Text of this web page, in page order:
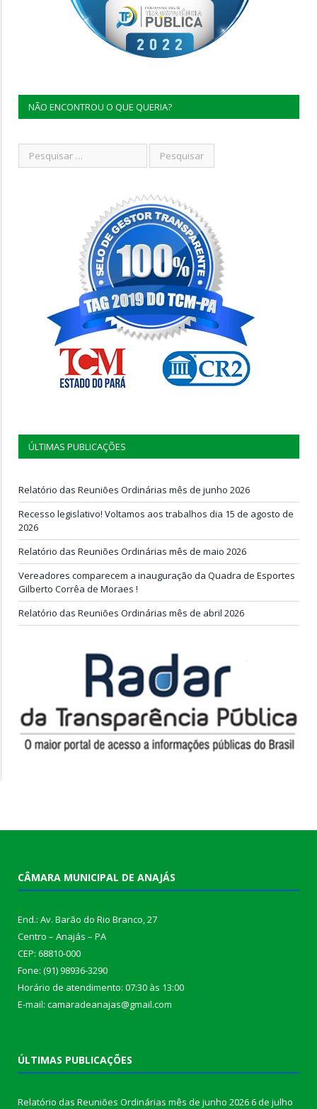
NÃO ENCONTROU O QUE QUERIA?
ÚLTIMAS PUBLICAÇÕES
Relatório das Reuniões Ordinárias mês de junho 2026
Recesso legislativo! Voltamos aos trabalhos dia 15 de agosto de
2026
Relatório das Reuniões Ordinárias mês de maio 2026
Vereadores comparecem a inauguração da Quadra de Esportes
Gilberto Corrêa de Moraes !
Relatório das Reuniões Ordinárias mês de abril 2026
CÂMARA MUNICIPAL DE ANAJÁS
End.: Av. Barão do Rio Branco, 27
Centro – Anajás – PA
CEP: 68810-000
Fone: (91) 98936-3290
Horário de atendimento: 07:30 às 13:00
E-mail: camaradeanajas@gmail.com
ÚLTIMAS PUBLICAÇÕES
Relatório das Reuniões Ordinárias mês de junho 20266 de julho